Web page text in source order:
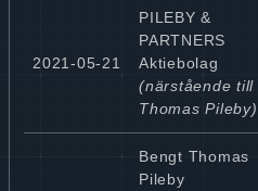
2021-05-21
PILEBY &
PARTNERS
Aktiebolag
(närstående till
Thomas Pileby)
Bengt Thomas
Pileby